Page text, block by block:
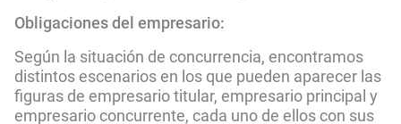
Obligaciones del empresario:
Según la situación de concurrencia, encontramos
distintos escenarios en los que pueden aparecer las
figuras de empresario titular, empresario principal y
empresario concurrente, cada uno de ellos con sus